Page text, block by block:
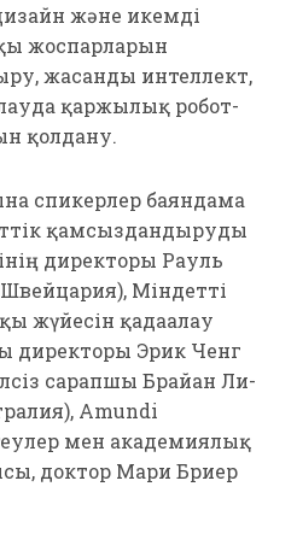
және икемді
жоспарларын
жасанды интеллект,
қаржылық робот-
қолдану.
спикерлер баяндама
қамсыздандыруды
директоры Рауль
Міндетті
жүйесін қадағалау
директоры Эрик Ченг
сарапшы Брайан Ли-
Amundi
мен академиялық
доктор Мари Бриер